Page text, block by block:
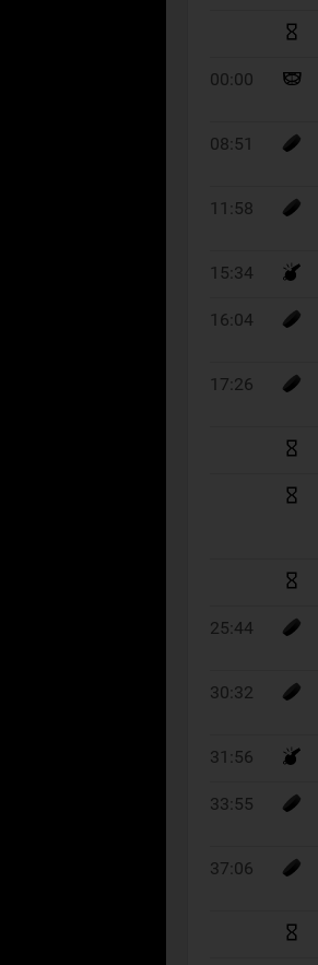
00:00
08:51
11:58
15:34
16:04
17:26
25:44
30:32
31:56
33:55
37:06